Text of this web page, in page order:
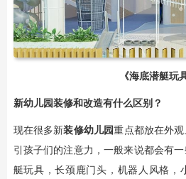
《海底潜艇玩
新幼儿园装修和改造有什么区别？
现在很多新装修幼儿园重点都放在外
引孩子们的注意力，一般来说都会有
艇玩具，长颈鹿门头，机器人风格，